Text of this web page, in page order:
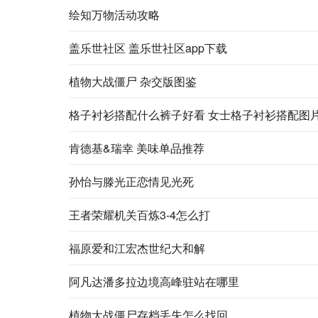
绘知万物活动攻略
盖乐世社区 盖乐世社区app下载
植物大战僵尸 杂交版图鉴
格子衬衫搭配什么裤子好看 女士格子衬衫搭配图
肯德基&瑞幸 美味单品推荐
孙怡与滕光正恋情见光死
王者荣耀机关百炼3-4怎么打
福原爱和江宏杰世纪大和解
阿凡达潘多拉边境高峰驻站在哪里